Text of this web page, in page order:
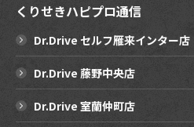
くりせきハピプロ通信
Dr.Drive セルフ雁来インター店
Dr.Drive 藤野中央店
Dr.Drive 室蘭仲町店